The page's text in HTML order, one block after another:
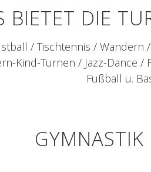
BIETET DIE
/ Tischtennis /
Kind-Turnen / Jazz-Dance /
Fußball u.
GYMNASTIK